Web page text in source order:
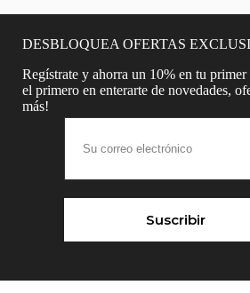
DESBLOQUEA OFERTAS
Regístrate y ahorra un 10% en tu primer
el primero en enterarte de novedades,
más!
Suscribir